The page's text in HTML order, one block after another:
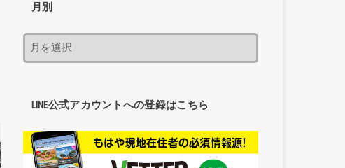
月別
LINE公式アカウントへの登録はこちら